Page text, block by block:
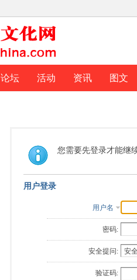
论坛 活动 资讯 图文
您需要先登录才能继
用户登录
用户名
密码:
安全提问:
验证码: